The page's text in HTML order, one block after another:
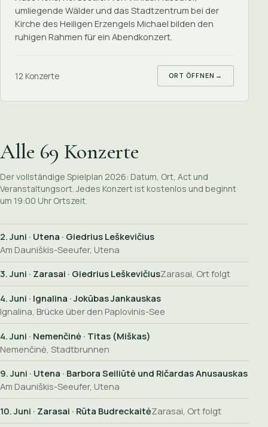
umliegende Wälder und das Stadtzentrum bei der
Kirche des Heiligen Erzengels Michael bilden den
ruhigen Rahmen für ein Abendkonzert.
12 Konzerte ORT ÖFFNEN →
Alle 69 Konzerte
Der vollständige Spielplan 2026: Datum, Ort, Act und
Veranstaltungsort. Jedes Konzert ist kostenlos und beginnt
um 19:00 Uhr Ortszeit.
2. Juni · Utena · Giedrius Leškevičius
Am Dauniškis-Seeufer, Utena
3. Juni · Zarasai · Giedrius LeškevičiusZarasai, Ort folgt
4. Juni · Ignalina · Jokūbas Jankauskas
Ignalina, Brücke über den Paplovinis-See
4. Juni · Nemenčinė · Titas (Miškas)
Nemenčinė, Stadtbrunnen
9. Juni · Utena · Barbora Seiliūtė und Ričardas Anusauskas
Am Dauniškis-Seeufer, Utena
10. Juni · Zarasai · Rūta BudreckaitėZarasai, Ort folgt